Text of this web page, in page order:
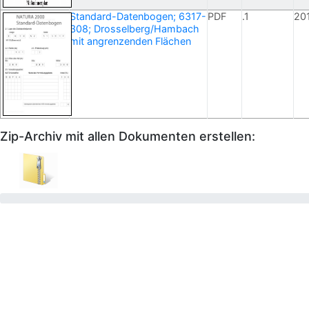
Standard-Datenbogen; 6317-
308; Drosselberg/Hambach
mit angrenzenden Flächen
PDF .1
Zip-Archiv mit allen Dokumenten erstellen: